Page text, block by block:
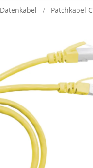
Datenkabel Patchkabel